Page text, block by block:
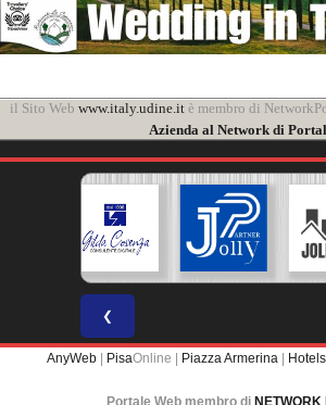
il Sito Web www.italy.udine.it è membro di
Azienda al Network di
❮
AnyWeb PisaOnline | Piazza Armerina
Portale Web membro di NETWORK